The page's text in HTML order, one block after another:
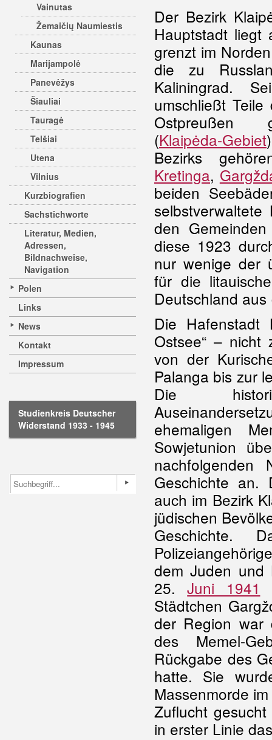
Vainutas
Žemaičių Naumiestis
Kaunas
Marijampolė
Panevėžys
Šiauliai
Tauragė
Telšiai
Utena
Vilnius
Kurzbiografien
Sachstichworte
Literatur, Medien,
Adressen,
Bildnachweise,
Navigation
Polen
Links
News
Kontakt
Impressum
Studienkreis Deutscher
Widerstand 1933 - 1945
Der Bezirk
Hauptstadt liegt
grenzt im
die zu
Kaliningrad.
umschließt
Ostpreußen
(Klaipėda-Gebiet
Bezirks
Kretinga,
beiden
den
diese 1923
nur wenige der
für die
Deutschland aus
Die
Ostsee“ – nicht
von der
Palanga bis zur
Die
ehemaligen
Sowjetunion
Geschichte an.
auch im Bezirk
jüdischen
Geschichte.
dem Juden und
25.Juni 1941
Städtchen
der Region war
des Memel-
Rückgabe des
hatte. Sie
Massenmorde
Zuflucht
in erster Linie